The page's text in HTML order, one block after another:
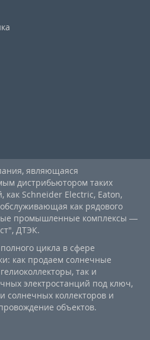
являющаяся
дистрибьютором таких
как Schneider Electric, Eaton,
как рядового
промышленные комплексы —
ДТЭК.
цикла в сфере
как продаем солнечные
так и
электростанций под ключ,
солнечных коллекторов и
объектов.